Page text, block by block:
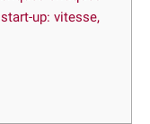
up: vitesse,